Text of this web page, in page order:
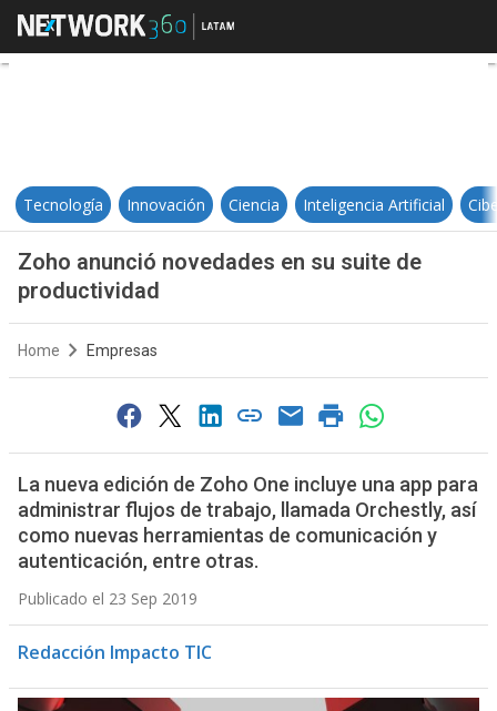
Zoho anunció novedades en su
Tecnología Innovación Ciencia Inteligencia Artificial
Zoho anunció novedades en su suite de
productividad
Home Empresas
La nueva edición de Zoho One incluye una app para
administrar flujos de trabajo, llamada Orchestly, así
como nuevas herramientas de comunicación y
autenticación, entre otras.
Publicado el 23 Sep 2019
Redacción Impacto TIC